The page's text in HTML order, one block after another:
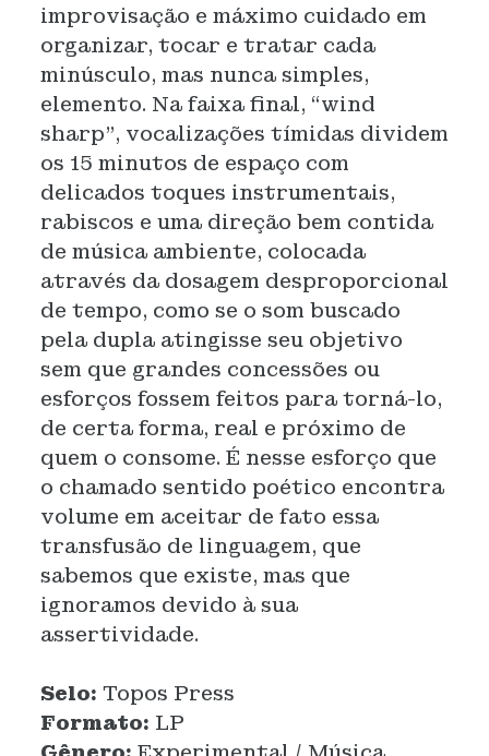
improvisação e máximo cuidado em
organizar, tocar e tratar cada
minúsculo, mas nunca simples,
elemento. Na faixa final, “wind
sharp”, vocalizações tímidas dividem
os 15 minutos de espaço com
delicados toques instrumentais,
rabiscos e uma direção bem contida
de música ambiente, colocada
através da dosagem desproporcional
de tempo, como se o som buscado
pela dupla atingisse seu objetivo
sem que grandes concessões ou
esforços fossem feitos para torná-lo,
de certa forma, real e próximo de
quem o consome. É nesse esforço que
o chamado sentido poético encontra
volume em aceitar de fato essa
transfusão de linguagem, que
sabemos que existe, mas que
ignoramos devido à sua
assertividade.
Selo: Topos Press
Formato: LP